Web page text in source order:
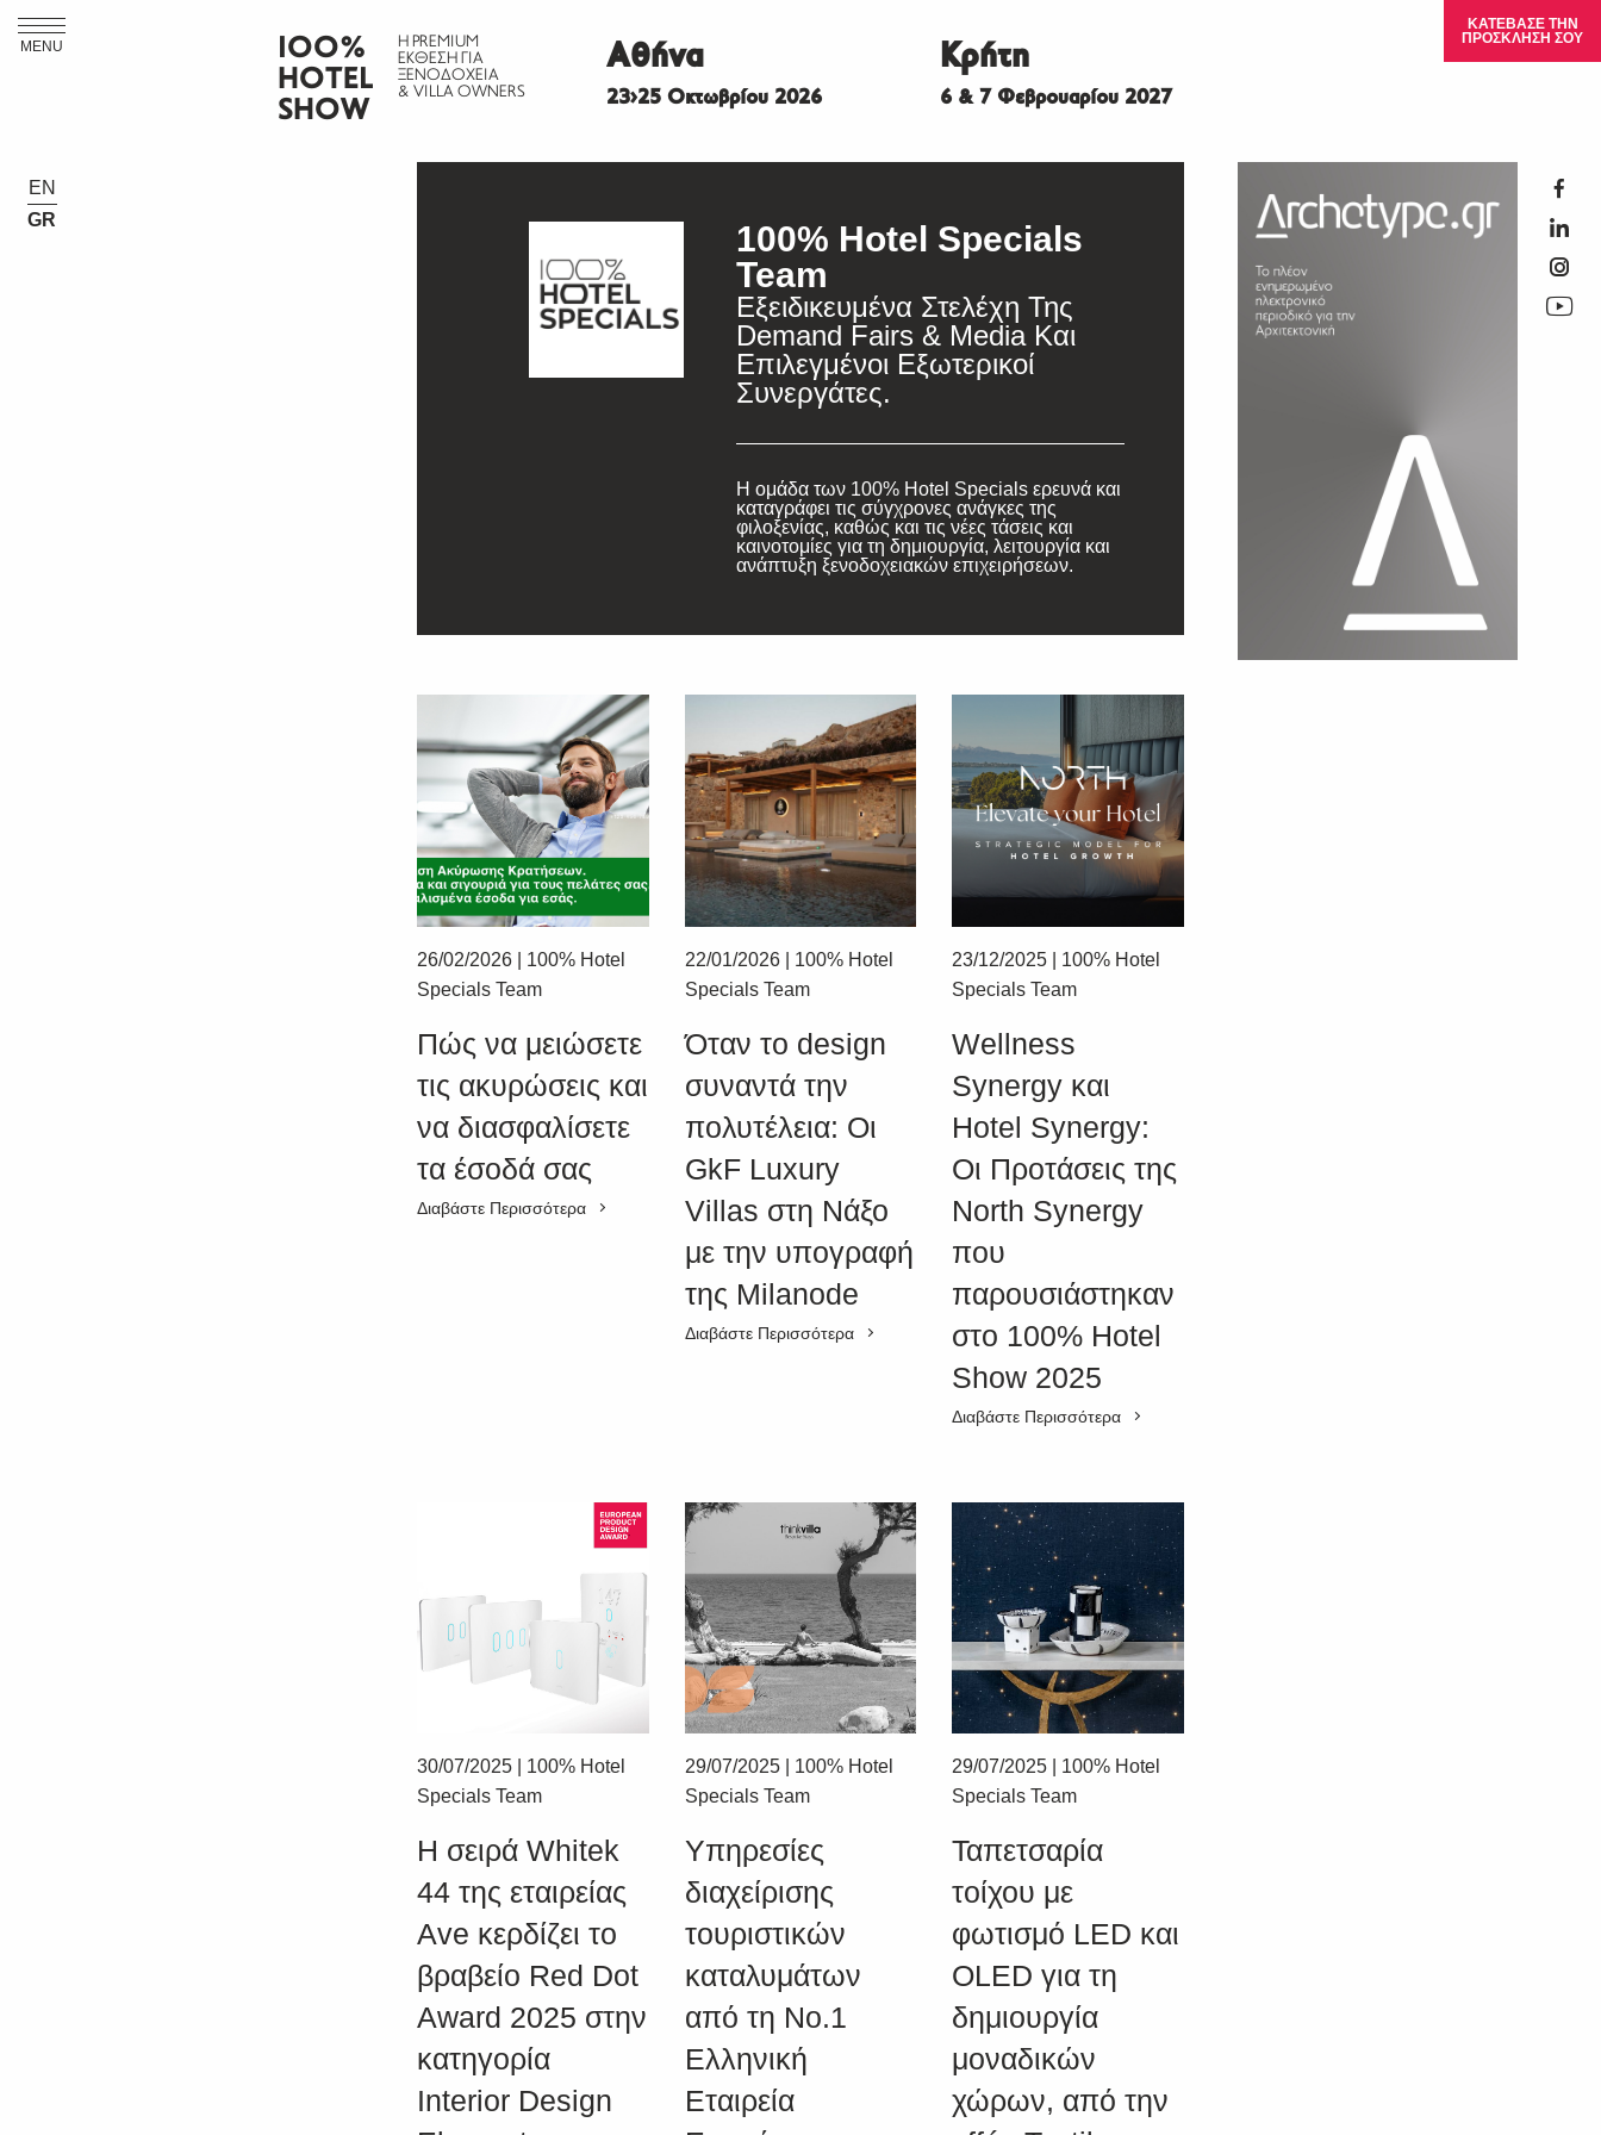
MENU
ΙΟΟ%
HOTEL
SHOW
Η PREMIUM
ΕΚΘΕΣΗ ΓΙΑ
ΞΕΝΟΔΟΧΕΙΑ
& VILLA OWNERS
Αθήνα
23>25 Οκτωβρίου 2026
Κρήτη
6 & 7 Φεβρουαρίου 2027
ΚΑΤΕΒΑΣΕ ΤΗΝ
ΠΡΟΣΚΛΗΣΗ ΣΟΥ
EN
GR
100% Hotel Specials
Team
Εξειδικευμένα Στελέχη Της
Demand Fairs & Media Και
Επιλεγμένοι Εξωτερικοί
Συνεργάτες.
Η ομάδα των 100% Hotel Specials ερευνά και
καταγράφει τις σύγχρονες ανάγκες της
φιλοξενίας, καθώς και τις νέες τάσεις και
καινοτομίες για τη δημιουργία, λειτουργία και
ανάπτυξη ξενοδοχειακών επιχειρήσεων.
26/02/2026
100% Hotel
Specials Team
Πώς να μειώσετε
τις ακυρώσεις και
να διασφαλίσετε
τα έσοδά σας
Διαβάστε Περισσότερα
22/01/2026| 100% Hotel
Specials Team
Όταν το design
συναντά την
πολυτέλεια: Οι
GkF Luxury
Villas στη Νάξο
με την υπογραφή
της Milanode
Διαβάστε Περισσότερα
23/12/2025
100% Hotel
Specials Team
Wellness
Synergy και
Hotel Synergy:
Οι Προτάσεις της
North Synergy
που
παρουσιάστηκαν
στο 100% Hotel
Show 2025
Διαβάστε Περισσότερα
30/07/2025
100% Hotel
Specials Team
Η σειρά Whitek
44 της εταιρείας
Ave κερδίζει το
βραβείο Red Dot
Award 2025 στην
κατηγορία
Interior Design
29/07/2025| 100% Hotel
Specials Team
Υπηρεσίες
διαχείρισης
τουριστικών
καταλυμάτων
από τη Νο.1
Ελληνική
Εταιρεία
29/07/2025
100% Hotel
Specials Team
Ταπετσαρία
τοίχου με
φωτισμό LED και
OLED για τη
δημιουργία
μοναδικών
χώρων, από την
SUBSCRIBE